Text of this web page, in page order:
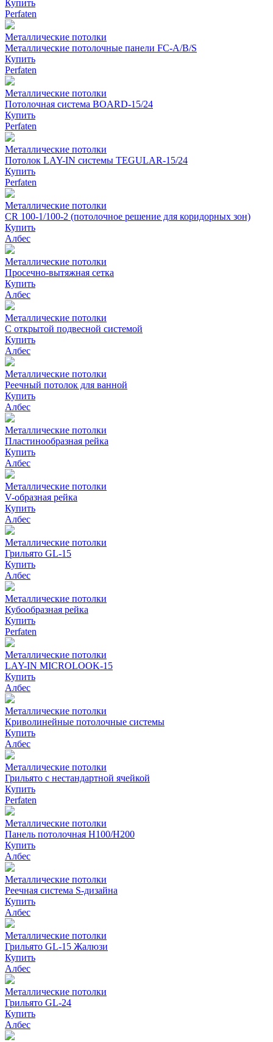
Купить
Perfaten
Металлические потолки
Металлические потолочные панели FC-A/B/S
Купить
Perfaten
Металлические потолки
Потолочная система BOARD-15/24
Купить
Perfaten
Металлические потолки
Потолок LAY-IN системы TEGULAR-15/24
Купить
Perfaten
Металлические потолки
CR 100-1/100-2 (потолочное решение для коридорных зон)
Купить
Албес
Металлические потолки
Просечно-вытяжная сетка
Купить
Албес
Металлические потолки
C открытой подвесной системой
Купить
Албес
Металлические потолки
Реечный потолок для ванной
Купить
Албес
Металлические потолки
Пластинообразная рейка
Купить
Албес
Металлические потолки
V-образная рейка
Купить
Албес
Металлические потолки
Грильято GL-15
Купить
Албес
Металлические потолки
Кубообразная рейка
Купить
Perfaten
Металлические потолки
LAY-IN MICROLOOK-15
Купить
Албес
Металлические потолки
Криволинейные потолочные системы
Купить
Албес
Металлические потолки
Грильято c нестандартной ячейкой
Купить
Perfaten
Металлические потолки
Панель потолочная H100/H200
Купить
Албес
Металлические потолки
Реечная система S-дизайна
Купить
Албес
Металлические потолки
Грильято GL-15 Жалюзи
Купить
Албес
Металлические потолки
Грильято GL-24
Купить
Албес